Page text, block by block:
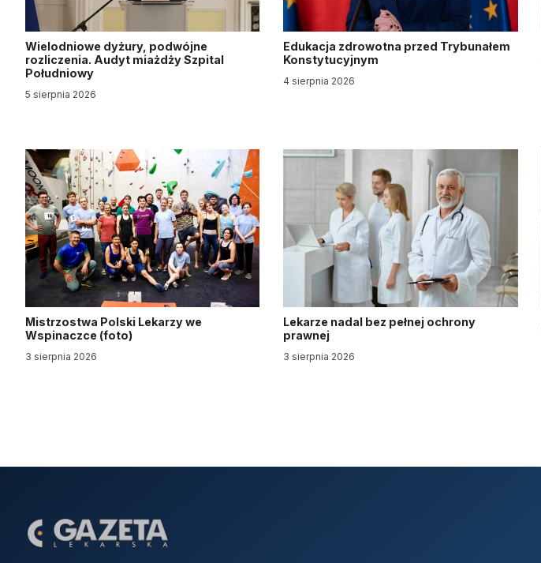
Wielodniowe dyżury, podwójne
rozliczenia. Audyt miażdży Szpital
Południowy
5 sierpnia 2026
Edukacja zdrowotna przed Trybunałem
Konstytucyjnym
4 sierpnia 2026
Mistrzostwa Polski Lekarzy we
Wspinaczce (foto)
3 sierpnia 2026
Lekarze nadal bez pełnej ochrony
prawnej
3 sierpnia 2026